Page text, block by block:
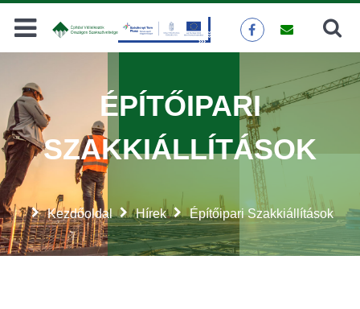
Keresés
Kezdőoldal Hírek Építőipari Szakkiállítások
ÉPÍTŐIPARI
SZAKKIÁLLÍTÁSOK